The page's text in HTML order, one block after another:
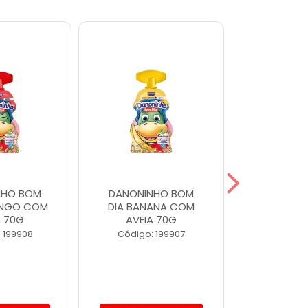
BOM
COM
70G
DANONINHO BOM
DIA BANANA COM
AVEIA 70G
Código: 199907